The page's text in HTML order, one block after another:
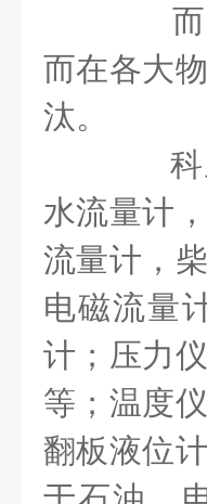
而
而在各大
汰。
科威
水流量计
流量计，
电磁流量
计；压力
等；温度
翻板液位